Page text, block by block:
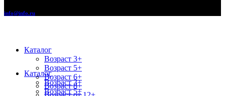
info@info.ru
Каталог
Возраст 3+
Возраст 5+
Возраст 6+
Возраст 8+
Каталог
Возраст 3+
Возраст 5+